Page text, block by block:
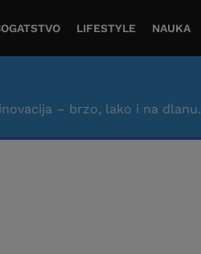
LIFESTYLE NAUKA
– brzo, lako i na dlanu.